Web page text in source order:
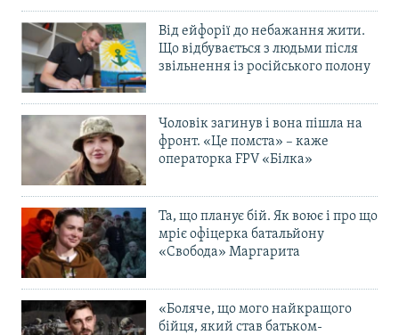
Від ейфорії до небажання жити.
Що відбувається з людьми після
звільнення із російського полону
Чоловік загинув і вона пішла на
фронт. «Це помста» – каже
операторка FPV «Білка»
Та, що планує бій. Як воює і про що
мріє офіцерка батальйону
«Свобода» Маргарита
«Боляче, що мого найкращого
бійця, який став батьком-